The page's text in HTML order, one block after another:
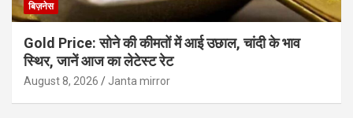
बिज़नेस
Gold Price: सोने की कीमतों में आई उछाल, चांदी के भाव
स्थिर, जानें आज का लेटेस्ट रेट
August 8, 2026 Janta mirror